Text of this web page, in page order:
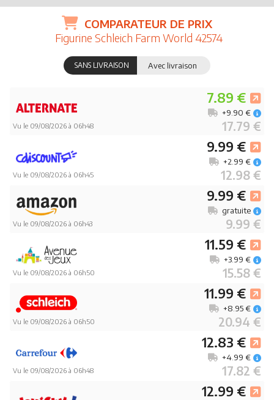
COMPARATEUR DE PRIX
Figurine Schleich Farm World 42574
SANS LIVRAISON Avec livraison
Vu le 09/08/2026 à 06h48
7.89 €
17.79 €
+9.90 €
Vu le 09/08/2026 à 06h45
9.99 €
12.98 €
+2.99 €
Vu le 09/08/2026 à 06h43
9.99 €
9.99 €
gratuite
Vu le 09/08/2026 à 06h50
11.59 €
15.58 €
+3.99 €
Vu le 09/08/2026 à 06h50
11.99 €
20.94 €
+8.95 €
Vu le 09/08/2026 à 06h48
12.83 €
17.82 €
+4.99 €
12.99 €